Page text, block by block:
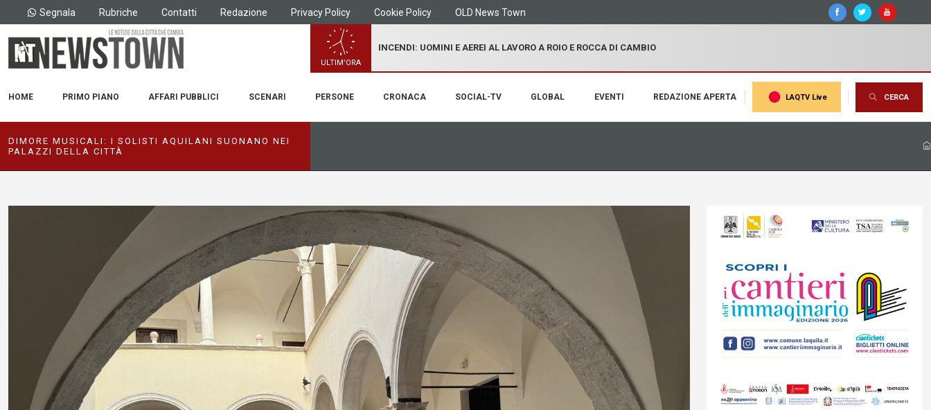
Segnala Rubriche Contatti Redazione Privacy Policy Cookie Policy OLD News Town
ULTIM'ORA
INCENDI: UOMINI E AEREI AL LAVORO A ROIO E ROCCA DI CAMBIO
HOME PRIMO PIANO AFFARI PUBBLICI SCENARI PERSONE CRONACA SOCIAL-TV GLOBAL EVENTI REDAZIONE APERTA LAQTV Live CERCA
DIMORE MUSICALI: I SOLISTI AQUILANI SUONANO NEI
PALAZZI DELLA CITTÀ